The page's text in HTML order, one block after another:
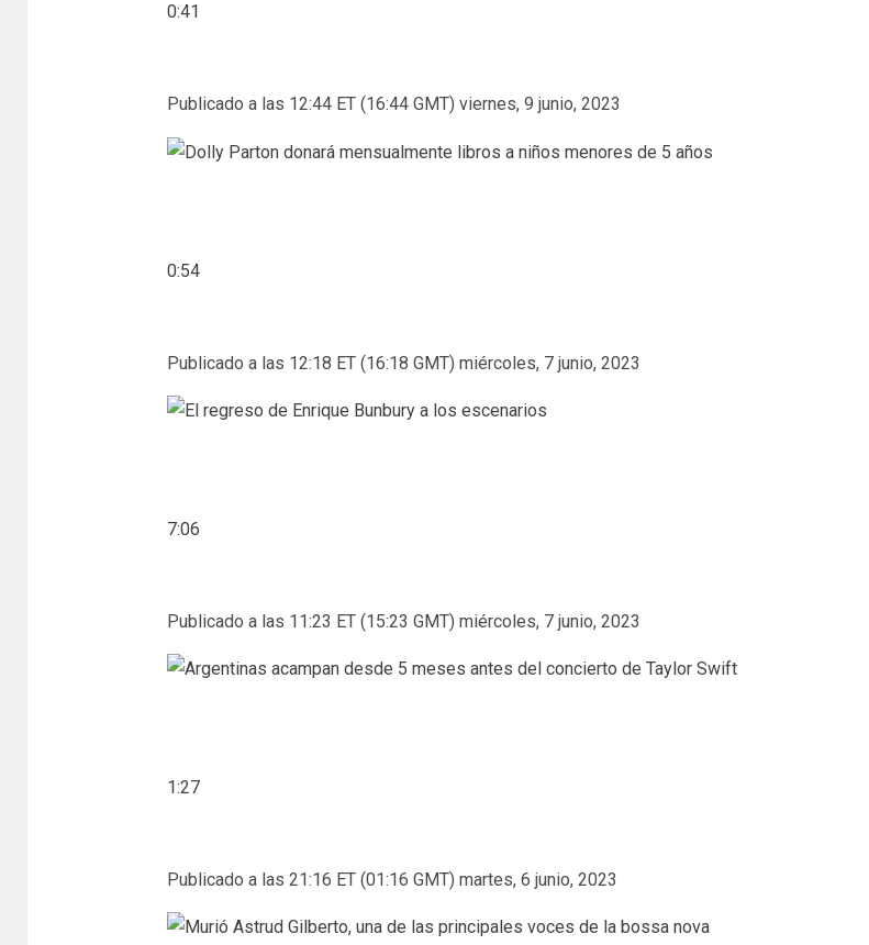
0:41
Publicado a las 12:44 ET (16:44 GMT) viernes, 9 junio, 2023
0:54
Publicado a las 12:18 ET (16:18 GMT) miércoles, 7 junio, 2023
7:06
Publicado a las 11:23 ET (15:23 GMT) miércoles, 7 junio, 2023
1:27
Publicado a las 21:16 ET (01:16 GMT) martes, 6 junio, 2023